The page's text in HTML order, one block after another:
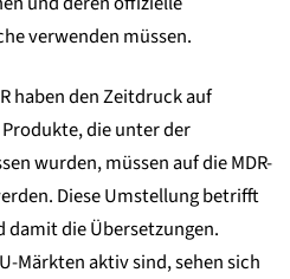
verwenden müssen.
haben den Zeitdruck auf
die unter der
wurden, müssen auf die MDR-
Diese Umstellung betrifft
die Übersetzungen.
Märkten aktiv sind, sehen sich